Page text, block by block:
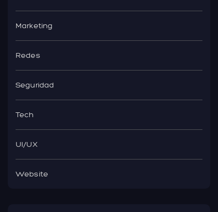
Marketing
Redes
Seguridad
Tech
UI/UX
Website